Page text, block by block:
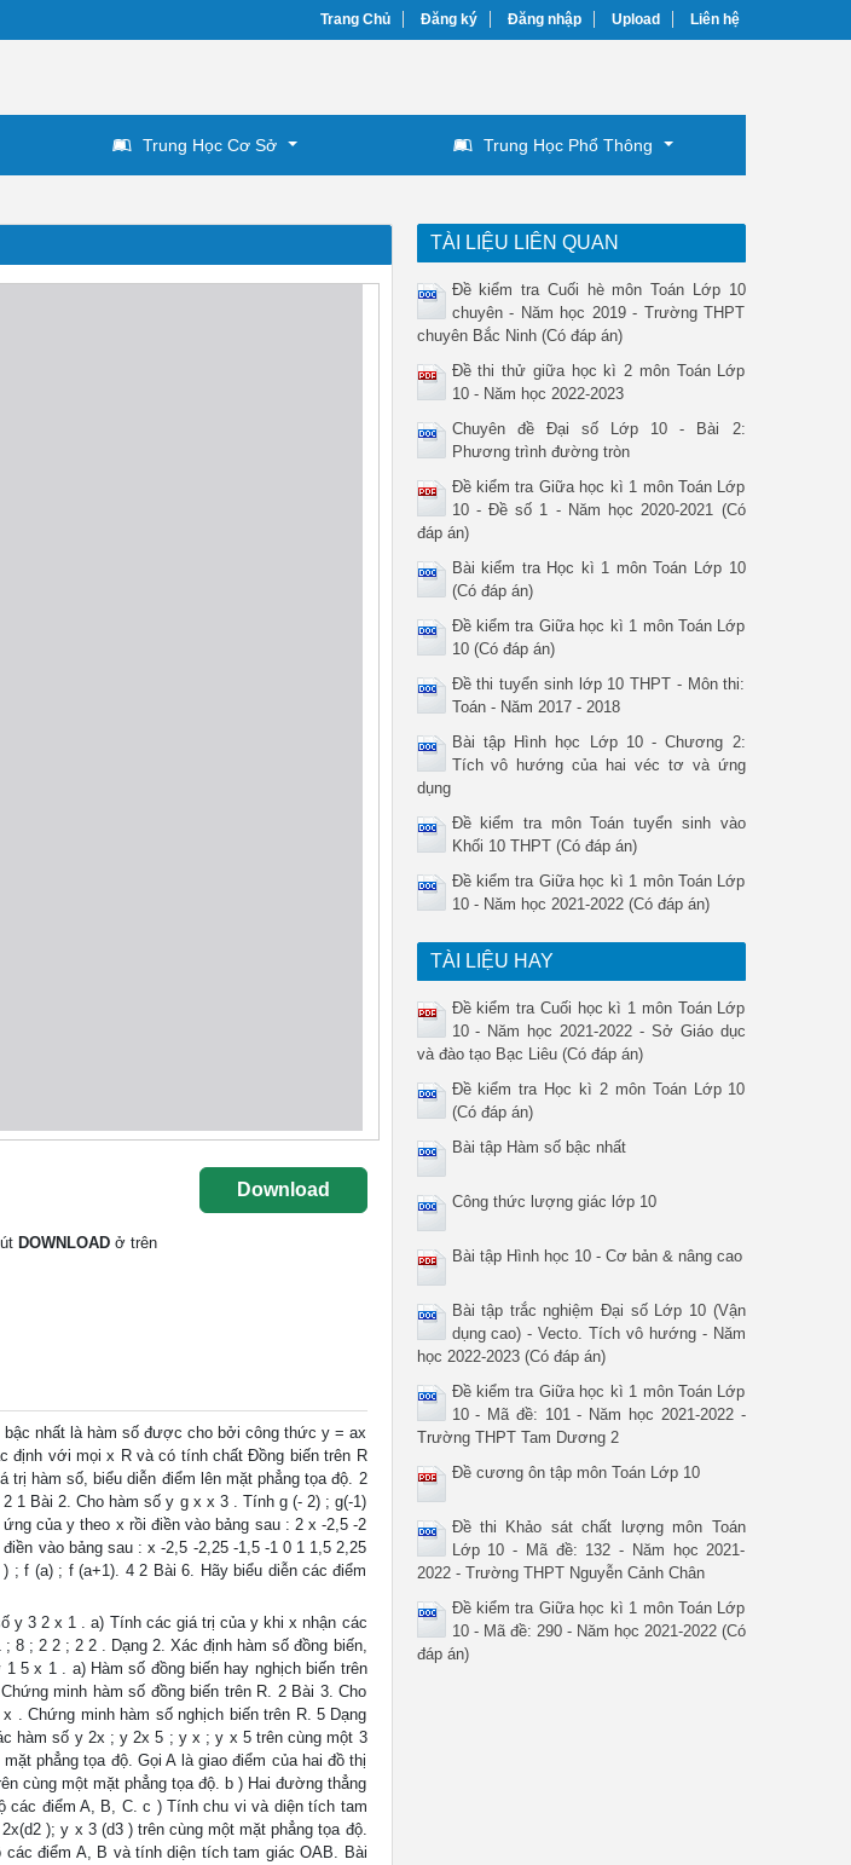
Trang Chủ Đăng ký Đăng nhập Upload Liên hệ
Trung Học Cơ Sở Trung Học Phổ Thông
Download
DOWNLOAD ở trên
nhất là hàm số được cho bởi công thức y = ax
định với mọi x R và có tính chất Đồng biến trên R
hàm số, biểu diễn điểm lên mặt phẳng tọa độ. 2
1 Bài 2. Cho hàm số y g x x 3 . Tính g (- 2) ; g(-1)
của y theo x rồi điền vào bảng sau : 2 x -2,5 -2
vào bảng sau : x -2,5 -2,25 -1,5 -1 0 1 1,5 2,25
f (a) ; f (a+1). 4 2 Bài 6. Hãy biểu diễn các điểm
y 3 2 x 1 . a) Tính các giá trị của y khi x nhận các
; 2 2 ; 2 2 . Dạng 2. Xác định hàm số đồng biến,
5 x 1 . a) Hàm số đồng biến hay nghịch biến trên
minh hàm số đồng biến trên R. 2 Bài 3. Cho
. Chứng minh hàm số nghịch biến trên R. 5 Dạng
hàm số y 2x ; y 2x 5 ; y x ; y x 5 trên cùng một 3
phẳng tọa độ. Gọi A là giao điểm của hai đồ thị
cùng một mặt phẳng tọa độ. b ) Hai đường thẳng
điểm A, B, C. c ) Tính chu vi và diện tích tam
); y x 3 (d3 ) trên cùng một mặt phẳng tọa độ.
điểm A, B và tính diện tích tam giác OAB. Bài
TÀI LIỆU LIÊN QUAN
Đề kiểm tra Cuối hè môn Toán Lớp 10
chuyên - Năm học 2019 - Trường THPT
chuyên Bắc Ninh (Có đáp án)
Đề thi thử giữa học kì 2 môn Toán Lớp
10 - Năm học 2022-2023
Chuyên đề Đại số Lớp 10 - Bài 2:
Phương trình đường tròn
Đề kiểm tra Giữa học kì 1 môn Toán Lớp
10 - Đề số 1 - Năm học 2020-2021 (Có
đáp án)
Bài kiểm tra Học kì 1 môn Toán Lớp 10
(Có đáp án)
Đề kiểm tra Giữa học kì 1 môn Toán Lớp
10 (Có đáp án)
Đề thi tuyển sinh lớp 10 THPT - Môn thi:
Toán - Năm 2017 - 2018
Bài tập Hình học Lớp 10 - Chương 2:
Tích vô hướng của hai véc tơ và ứng
dụng
Đề kiểm tra môn Toán tuyển sinh vào
Khối 10 THPT (Có đáp án)
Đề kiểm tra Giữa học kì 1 môn Toán Lớp
10 - Năm học 2021-2022 (Có đáp án)
TÀI LIỆU HAY
Đề kiểm tra Cuối học kì 1 môn Toán Lớp
10 - Năm học 2021-2022 - Sở Giáo dục
và đào tạo Bạc Liêu (Có đáp án)
Đề kiểm tra Học kì 2 môn Toán Lớp 10
(Có đáp án)
Bài tập Hàm số bậc nhất
Công thức lượng giác lớp 10
Bài tập Hình học 10 - Cơ bản & nâng cao
Bài tập trắc nghiệm Đại số Lớp 10 (Vận
dụng cao) - Vecto. Tích vô hướng - Năm
học 2022-2023 (Có đáp án)
Đề kiểm tra Giữa học kì 1 môn Toán Lớp
10 - Mã đề: 101 - Năm học 2021-2022 -
Trường THPT Tam Dương 2
Đề cương ôn tập môn Toán Lớp 10
Đề thi Khảo sát chất lượng môn Toán
Lớp 10 - Mã đề: 132 - Năm học 2021-
2022 - Trường THPT Nguyễn Cảnh Chân
Đề kiểm tra Giữa học kì 1 môn Toán Lớp
10 - Mã đề: 290 - Năm học 2021-2022 (Có
đáp án)